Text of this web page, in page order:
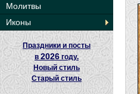
Молитвы
Иконы
Праздники и посты
в 2026 году.
Новый стиль
Старый стиль